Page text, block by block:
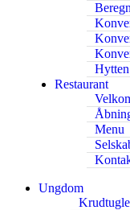
Hytten
Restaurant
Menu
Ungdom